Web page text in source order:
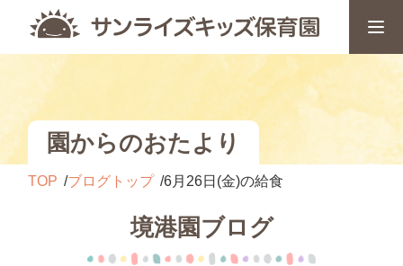
園からのおたより
TOP ブログトップ 6月26日(金)の給食
境港園ブログ